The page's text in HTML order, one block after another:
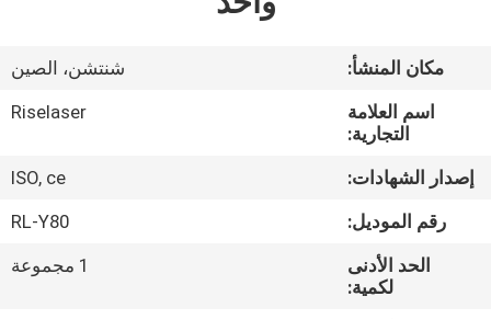
عرض
الواقع
الافتراضي
معلومات
مكان المنشأ:
شنتشن، الصين
اسم العلامة
التجارية:
Riselaser
إصدار الشهادات:
ISO, ce
رقم الموديل:
RL-Y80
الحد الأدنى
لكمية:
1 مجموعة